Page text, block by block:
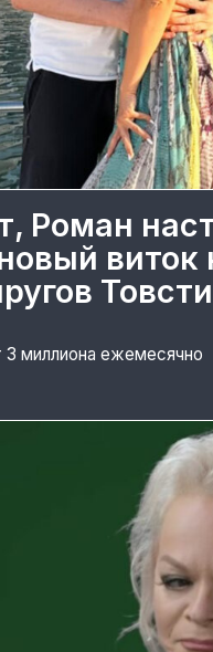
Роман
виток
миллиона ежемесячно